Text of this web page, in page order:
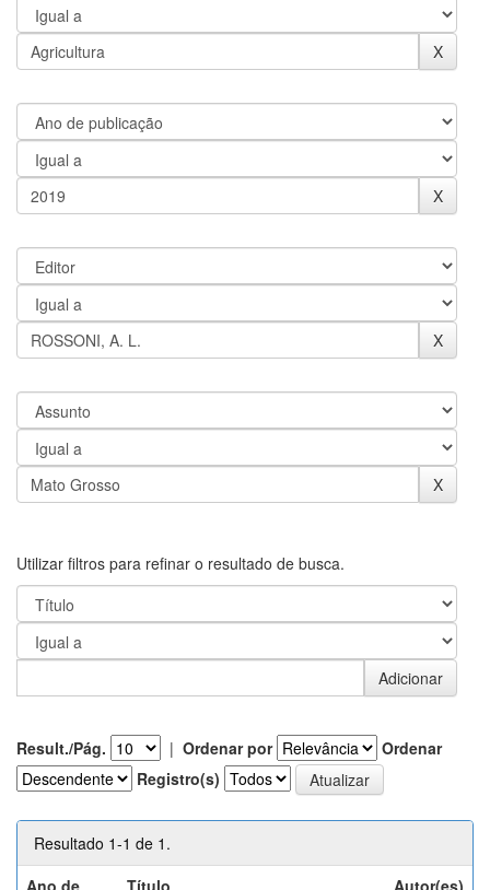
Utilizar filtros para refinar o resultado de busca.
Result./Pág. | Ordenar por
Ordenar
Registro(s)
Resultado 1-1 de 1.
Ano de
Título Autor(es)